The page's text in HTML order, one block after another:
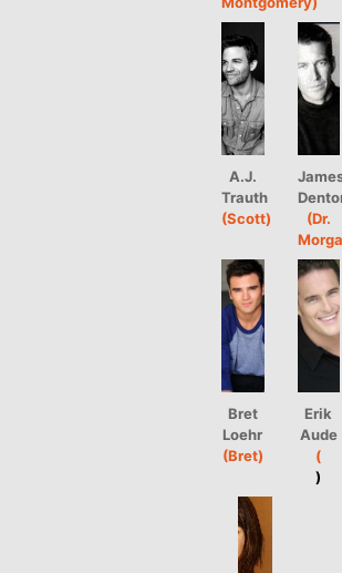
A.J.
Trauth
(Scott)
(Dr.
Bret
Loehr
(Bret)
Erik
Aude
(
)